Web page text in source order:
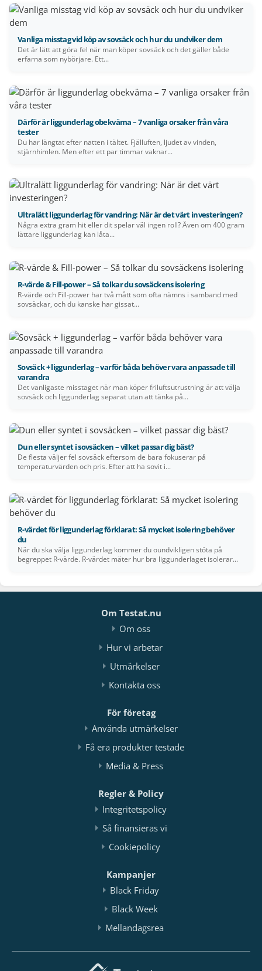
Vanliga misstag vid köp av sovsäck och hur du undviker dem
Det är lätt att göra fel när man köper sovsäck och det gäller både
erfarna som nybörjare. Ett...
Därför är liggunderlag obekväma – 7 vanliga orsaker från våra
tester
Du har längtat efter natten i tältet. Fjälluften, ljudet av vinden,
stjärnhimlen. Men efter ett par timmar vaknar...
Ultralätt liggunderlag för vandring: När är det värt investeringen?
Några extra gram hit eller dit spelar väl ingen roll? Även om 400 gram
lättare liggunderlag kan låta...
R-värde & Fill-power – Så tolkar du sovsäckens isolering
R-värde och Fill-power har två mått som ofta nämns i samband med
sovsäckar, och du kanske har gissat...
Sovsäck + liggunderlag – varför båda behöver vara anpassade till
varandra
Det vanligaste misstaget när man köper friluftsutrustning är att välja
sovsäck och liggunderlag separat utan att tänka på...
Dun eller syntet i sovsäcken – vilket passar dig bäst?
De flesta väljer fel sovsäck eftersom de bara fokuserar på
temperaturvärden och pris. Efter att ha sovit i...
R-värdet för liggunderlag förklarat: Så mycket isolering behöver
du
När du ska välja liggunderlag kommer du oundvikligen stöta på
begreppet R-värde. R-värdet mäter hur bra liggunderlaget isolerar...
Om Testat.nu
Om oss
Hur vi arbetar
Utmärkelser
Kontakta oss
För företag
Använda utmärkelser
Få era produkter testade
Media & Press
Regler & Policy
Integritetspolicy
Så finansieras vi
Cookiepolicy
Kampanjer
Black Friday
Black Week
Mellandagsrea